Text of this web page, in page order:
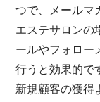
つで、メールマ
エステサロンの
ールやフォロー
行うと効果的で
新規顧客の獲得